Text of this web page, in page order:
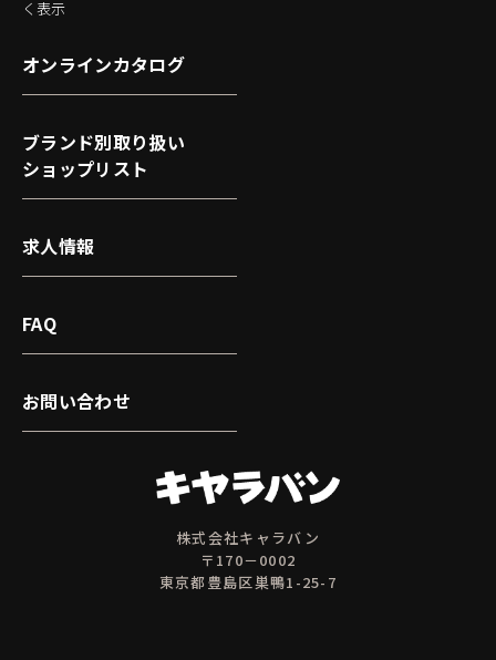
株式会社キャラバン
〒170－0002
東京都豊島区巣鴨1-25-7
く表示
オンラインカタログ
ブランド別取り扱い
ショップリスト
求人情報
FAQ
お問い合わせ